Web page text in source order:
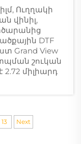
Ուղղակի
վինիլ,
DTF
Grand View
շուկան
միլիարդ
13 Next